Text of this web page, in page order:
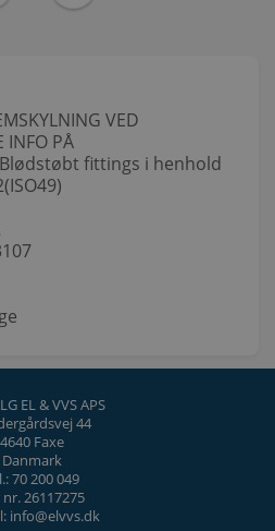
VED
INFO PÅ
fittings i henhold
EL & VVS APS
44
4640 Faxe
Danmark
70 200 049
nr. 26117275
info@elvvs.dk